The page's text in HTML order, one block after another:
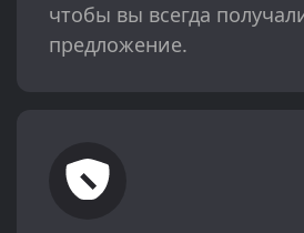
чтобы вы всегда
предложение.